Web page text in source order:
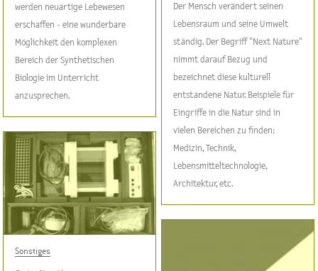
werden neuartige Lebewesen
erschaffen - eine wunderbare
Möglichkeit den komplexen
Bereich der Synthetischen
Biologie im Unterricht
anzusprechen.
Der Mensch verändert seinen
Lebensraum und seine Umwelt
ständig. Der Begriff "Next Nature"
nimmt darauf Bezug und
bezeichnet diese kulturell
entstandene Natur. Beispiele für
Eingriffe in die Natur sind in
vielen Bereichen zu finden:
Medizin, Technik,
Lebensmitteltechnologie,
Architektur, etc.
Sonstiges